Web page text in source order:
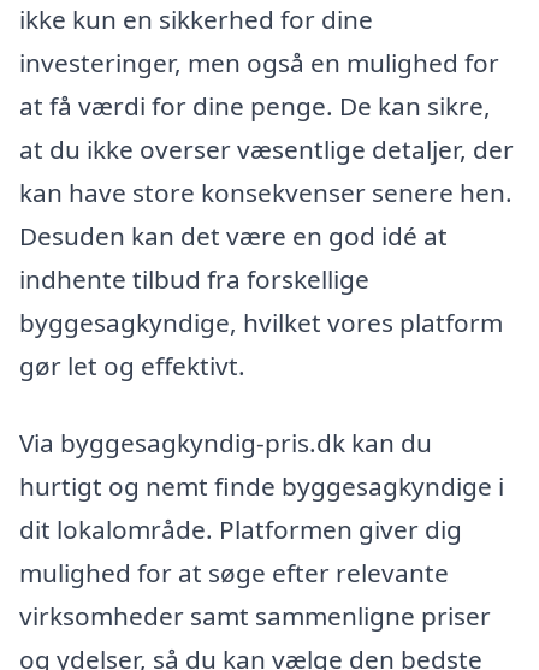
ikke kun en sikkerhed for dine
investeringer, men også en mulighed for
at få værdi for dine penge. De kan sikre,
at du ikke overser væsentlige detaljer, der
kan have store konsekvenser senere hen.
Desuden kan det være en god idé at
indhente tilbud fra forskellige
byggesagkyndige, hvilket vores platform
gør let og effektivt.
Via byggesagkyndig-pris.dk kan du
hurtigt og nemt finde byggesagkyndige i
dit lokalområde. Platformen giver dig
mulighed for at søge efter relevante
virksomheder samt sammenligne priser
og ydelser, så du kan vælge den bedste